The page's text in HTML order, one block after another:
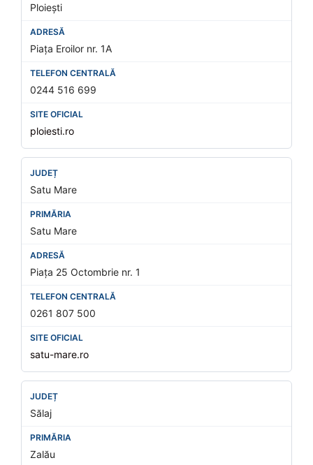
Ploiești
Piața Eroilor nr. 1A
0244 516 699
ploiesti.ro
Satu Mare
Satu Mare
Piața 25 Octombrie nr. 1
0261 807 500
satu-mare.ro
Sălaj
Zalău